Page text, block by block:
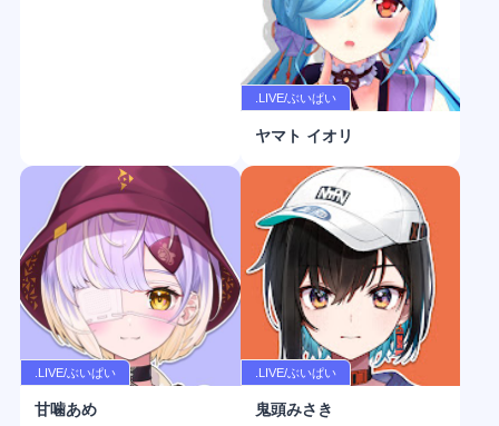
.LIVE/ぶいぱい
ヤマト イオリ
.LIVE/ぶいぱい
甘噛あめ
.LIVE/ぶいぱい
鬼頭みさき